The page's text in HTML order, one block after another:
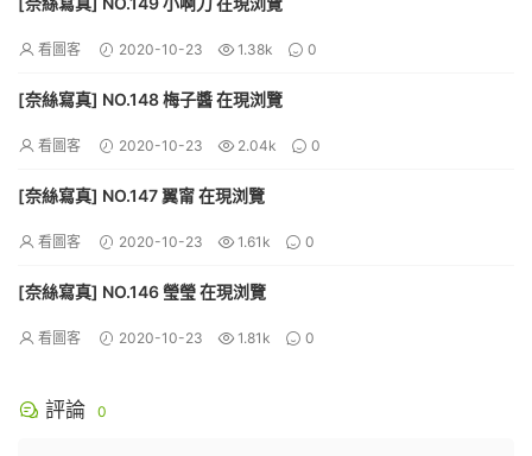
看圖客 2020-10-23 1.38k 0
[奈絲寫真] NO.148 梅子醬 在現浏覽
看圖客 2020-10-23 2.04k 0
[奈絲寫真] NO.147 翼甯 在現浏覽
看圖客 2020-10-23 1.61k 0
[奈絲寫真] NO.146 瑩瑩 在現浏覽
看圖客 2020-10-23 1.81k 0
評論 0